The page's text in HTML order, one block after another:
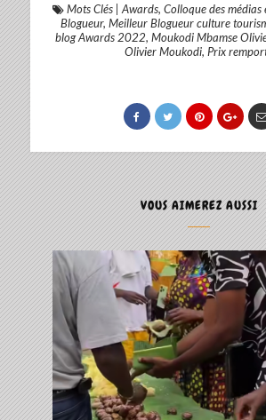
Mots Clés |Awards,Colloque des médias
Blogueur, Meilleur Blogueur culture
blog Awards 2022, Moukodi Mbamse
Olivier Moukodi, Prix
VOUS AIMEREZ AUSSI